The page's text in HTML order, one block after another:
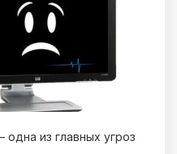
из главных угроз